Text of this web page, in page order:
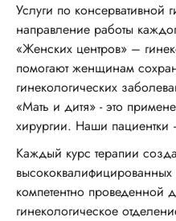
Услуги по
направление работы
«Женских центров» –
помогают женщинам
гинекологических
«Мать и дитя» - это
хирургии. Наши
Каждый курс терапии
компетентно проведенной
гинекологическое